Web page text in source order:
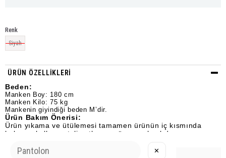
Renk
Siyah
ÜRÜN ÖZELLIKLERI
Beden:
Manken Boy: 180 cm
Manken Kilo: 75 kg
Mankenin giyindiği beden M’dir.
Ürün Bakım Önerisi:
Ürün yıkama ve ütülemesi tamamen ürünün iç kısmında
bulunan kullanım talimatlarına göre yapılmalıdır.
✕